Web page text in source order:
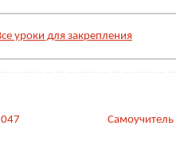
уроки для закрепления
Самоучитель